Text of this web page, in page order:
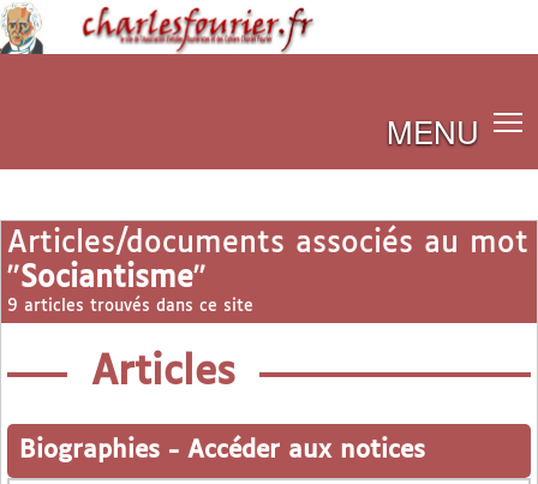
MENU
Articles/documents associés au mot
"Sociantisme"
9 articles trouvés dans ce site
Articles
Biographies - Accéder aux notices